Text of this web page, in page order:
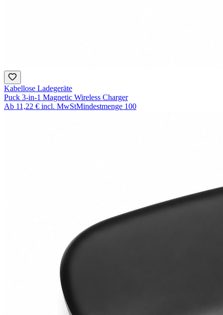
Kabellose Ladegeräte
Puck 3-in-1 Magnetic Wireless Charger
Ab 11,22 € incl. MwStMindestmenge 100